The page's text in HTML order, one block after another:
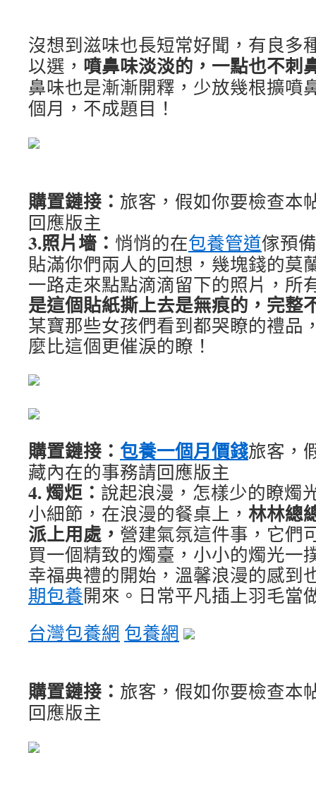
沒想到滋味也長短常好聞，有良多
以選， 噴鼻味淡淡的，一點也不刺
鼻味也是漸漸開釋，少放幾根擴噴
個月，不成題目！
購置鏈接： 旅客，假如你要檢查本
回應版主
3.照片墻： 悄悄的在包養管道傢預
貼滿你們兩人的回想，幾塊錢的莫
一路走來點點滴滴留下的照片，所
是這個貼紙撕上去是無痕的，完整
某寶那些女孩們看到都哭瞭的禮品
麼比這個更催淚的瞭！
購置鏈接： 包養一個月價錢旅客，
藏內在的事務請回應版主
4. 燭炬： 說起浪漫，怎樣少的瞭燭
小細節，在浪漫的餐桌上， 林林總
派上用處， 營建氣氛這件事，它們
買一個精致的燭臺，小小的燭光一
幸福典禮的開始，溫馨浪漫的感到
期包養開來。日常平凡插上羽毛當
台灣包養網 包養網
購置鏈接： 旅客，假如你要檢查本
回應版主